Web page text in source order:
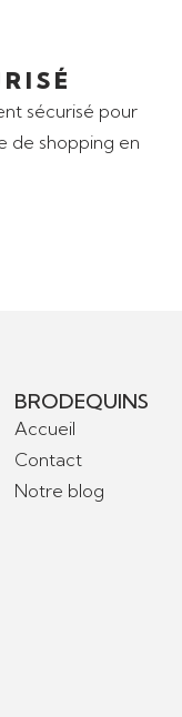
sécurisé pour
de shopping en
BRODEQUINS
Accueil
Contact
Notre blog